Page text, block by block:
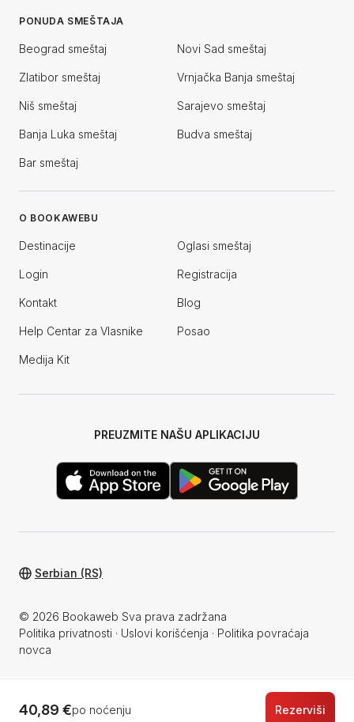
40,89 €po noćenju Rezerviši
PONUDA SMEŠTAJA
Beograd smeštaj Novi Sad smeštaj
Zlatibor smeštaj Vrnjačka Banja smeštaj
Niš smeštaj Sarajevo smeštaj
Banja Luka smeštaj Budva smeštaj
Bar smeštaj
O BOOKAWEBU
Destinacije Oglasi smeštaj
Login Registracija
Kontakt Blog
Help Centar za Vlasnike Posao
Medija Kit
PREUZMITE NAŠU APLIKACIJU
© 2026 Bookaweb Sva prava zadržana
Politika privatnosti · Uslovi korišćenja · Politika povraćaja
novca
Serbian (RS)